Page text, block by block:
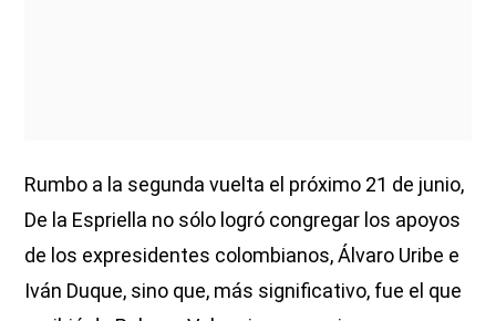
Rumbo a la segunda vuelta el próximo 21 de junio,
De la Espriella no sólo logró congregar los apoyos
de los expresidentes colombianos, Álvaro Uribe e
Iván Duque, sino que, más significativo, fue el que